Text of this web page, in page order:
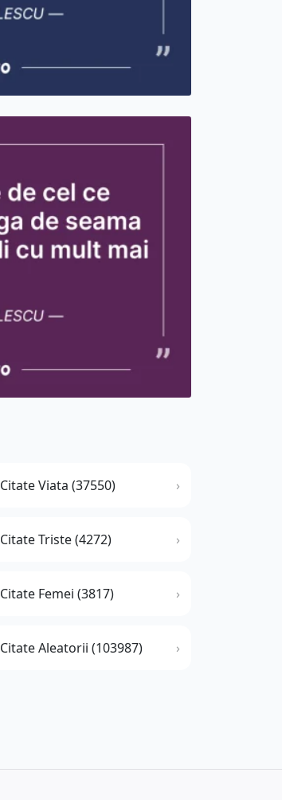
Citate Viata (37550)
Citate Triste (4272)
Citate Femei (3817)
Citate Aleatorii (103987)